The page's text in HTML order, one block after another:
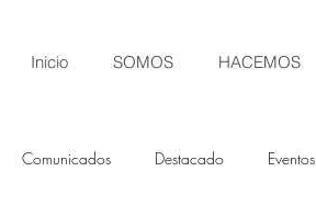
Inicio SOMOS HACEMOS
Comunicados Destacado Eventos